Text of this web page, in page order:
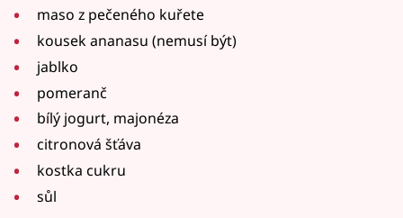
maso z pečeného kuřete
kousek ananasu (nemusí být)
jablko
pomeranč
bílý jogurt, majonéza
citronová šťáva
kostka cukru
sůl